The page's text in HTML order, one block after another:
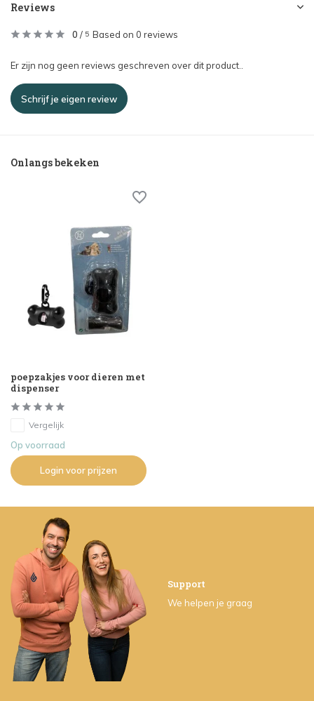
Reviews
0 / 5 Based on 0 reviews
Er zijn nog geen reviews geschreven over dit product..
Schrijf je eigen review
Onlangs bekeken
poepzakjes voor dieren met
dispenser
Vergelijk
Op voorraad
Login voor prijzen
Support
We helpen je graag